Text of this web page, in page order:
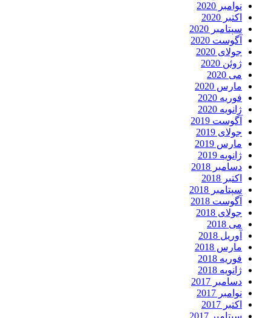
نوامبر 2020
اکتبر 2020
سپتامبر 2020
آگوست 2020
جولای 2020
ژوئن 2020
می 2020
مارس 2020
فوریه 2020
ژانویه 2020
آگوست 2019
جولای 2019
مارس 2019
ژانویه 2019
دسامبر 2018
اکتبر 2018
سپتامبر 2018
آگوست 2018
جولای 2018
می 2018
آوریل 2018
مارس 2018
فوریه 2018
ژانویه 2018
دسامبر 2017
نوامبر 2017
اکتبر 2017